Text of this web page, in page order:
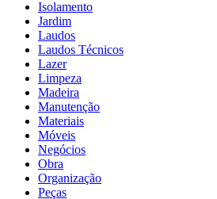
Isolamento
Jardim
Laudos
Laudos Técnicos
Lazer
Limpeza
Madeira
Manutenção
Materiais
Móveis
Negócios
Obra
Organização
Peças